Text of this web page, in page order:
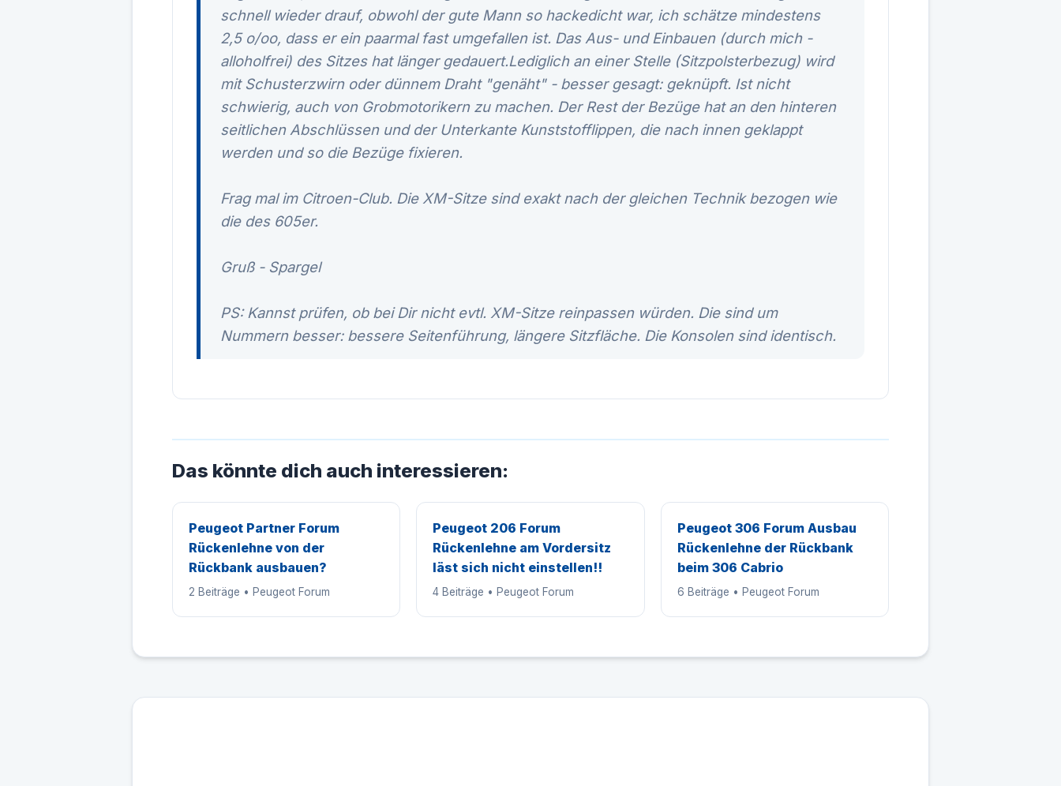
schnell wieder drauf, obwohl der gute Mann so hackedicht war, ich schätze mindestens
2,5 o/oo, dass er ein paarmal fast umgefallen ist. Das Aus- und Einbauen (durch mich -
alloholfrei) des Sitzes hat länger gedauert.Lediglich an einer Stelle (Sitzpolsterbezug) wird
mit Schusterzwirn oder dünnem Draht "genäht" - besser gesagt: geknüpft. Ist nicht
schwierig, auch von Grobmotorikern zu machen. Der Rest der Bezüge hat an den hinteren
seitlichen Abschlüssen und der Unterkante Kunststofflippen, die nach innen geklappt
werden und so die Bezüge fixieren.
Frag mal im Citroen-Club. Die XM-Sitze sind exakt nach der gleichen Technik bezogen wie
die des 605er.
Gruß - Spargel
PS: Kannst prüfen, ob bei Dir nicht evtl. XM-Sitze reinpassen würden. Die sind um
Nummern besser: bessere Seitenführung, längere Sitzfläche. Die Konsolen sind identisch.
Das könnte dich auch interessieren:
Peugeot Partner Forum
Rückenlehne von der
Rückbank ausbauen?
2 Beiträge • Peugeot Forum
Peugeot 206 Forum
Rückenlehne am Vordersitz
läst sich nicht einstellen!!
4 Beiträge • Peugeot Forum
Peugeot 306 Forum Ausbau
Rückenlehne der Rückbank
beim 306 Cabrio
6 Beiträge • Peugeot Forum